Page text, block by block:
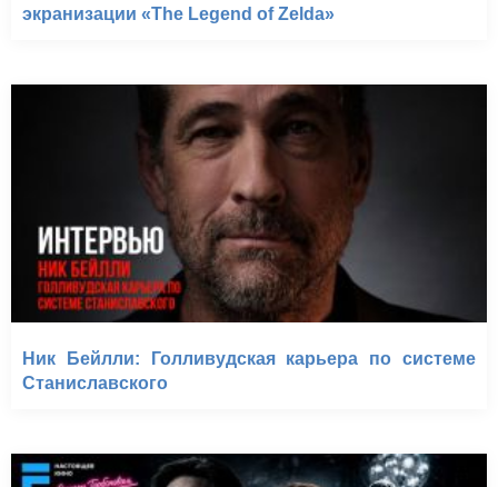
экранизации «The Legend of Zelda»
Ник Бейлли: Голливудская карьера по системе
Станиславского